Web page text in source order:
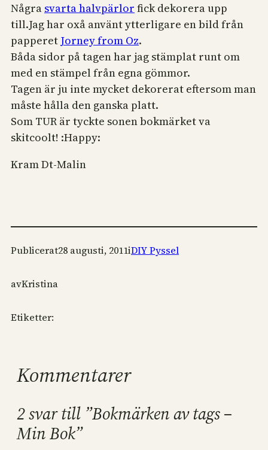
Några svarta halvpärlor fick dekorera upp
till.Jag har oxå använt ytterligare en bild från
papperet Jorney from Oz.
Båda sidor på tagen har jag stämplat runt om
med en stämpel från egna gömmor.
Tagen är ju inte mycket dekorerat eftersom man
måste hålla den ganska platt.
Som TUR är tyckte sonen bokmärket va
skitcoolt! :Happy:
Kram Dt-Malin
Publicerat28 augusti, 2011iDIY Pyssel
avKristina
Etiketter:
Kommentarer
2 svar till ”Bokmärken av tags –
Min Bok”